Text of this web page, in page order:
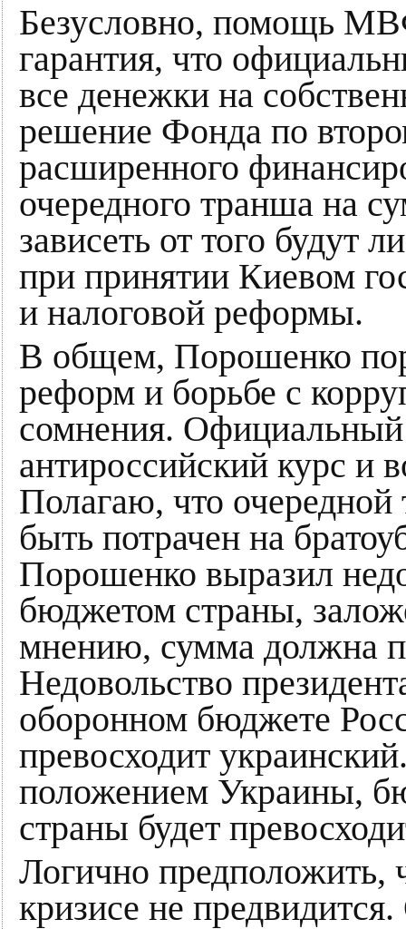
Безусловно, помощь
гарантия, что
все денежки на
решение Фонда по
расширенного
очередного транша на
зависеть от того будут
при принятии Киевом
и налоговой реформы.
В общем, Порошенко
реформ и борьбе с
сомнения.
антироссийский курс и
Полагаю, что
быть потрачен на
Порошенко выразил
бюджетом страны,
мнению, сумма должна
Недовольство
оборонном бюджете
превосходит
положением Украины,
страны будет
Логично предположить,
кризисе не